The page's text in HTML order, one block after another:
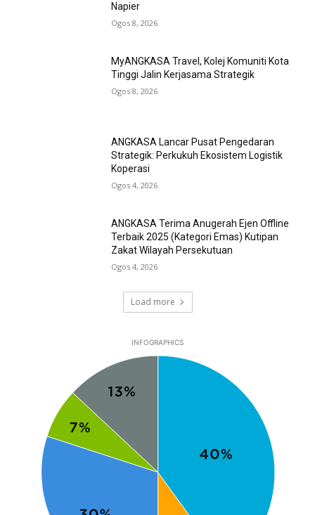
Napier
Ogos 8, 2026
MyANGKASA Travel, Kolej Komuniti Kota
Tinggi Jalin Kerjasama Strategik
Ogos 8, 2026
ANGKASA Lancar Pusat Pengedaran
Strategik: Perkukuh Ekosistem Logistik
Koperasi
Ogos 4, 2026
ANGKASA Terima Anugerah Ejen Offline
Terbaik 2025 (Kategori Emas) Kutipan
Zakat Wilayah Persekutuan
Ogos 4, 2026
Load more
INFOGRAPHICS